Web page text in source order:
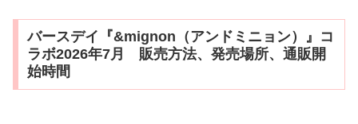
バースデイ『&mignon（アンドミニョン）』コ
ラボ2026年7月 販売方法、発売場所、通販開
始時間